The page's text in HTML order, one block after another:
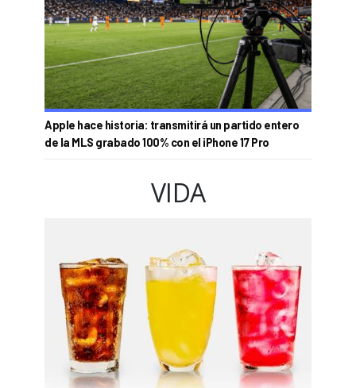
Apple hace historia: transmitirá un partido entero
de la MLS grabado 100% con el iPhone 17 Pro
VIDA